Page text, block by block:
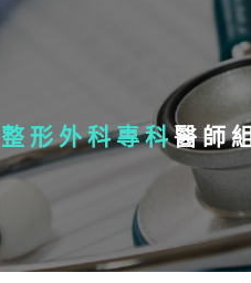
整形外科專科醫師